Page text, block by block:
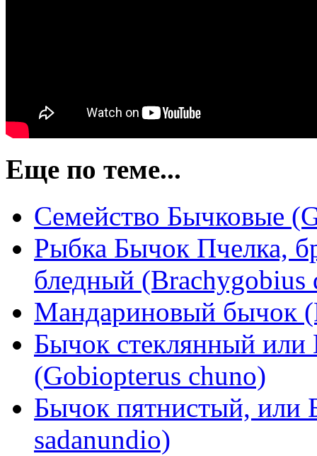
Еще по теме...
Семейство Бычковые
Рыбка Бычок Пчелка,
бледный (Brachygobius
Мандариновый бычок
Бычок стеклянный или
(Gobiopterus chuno)
Бычок пятнистый, или
sadanundio)